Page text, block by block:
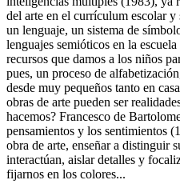
del arte en el currículum escolar
un lenguaje, un sistema de
lenguajes semióticos en la
recursos que damos a los niños
pues, un proceso de
desde muy pequeños tanto en
obras de arte pueden ser
hacemos? Francesco de
pensamientos y los sentimientos
obra de arte, enseñar a distinguir
interactúan, aislar detalles y
fijarnos en los colores...